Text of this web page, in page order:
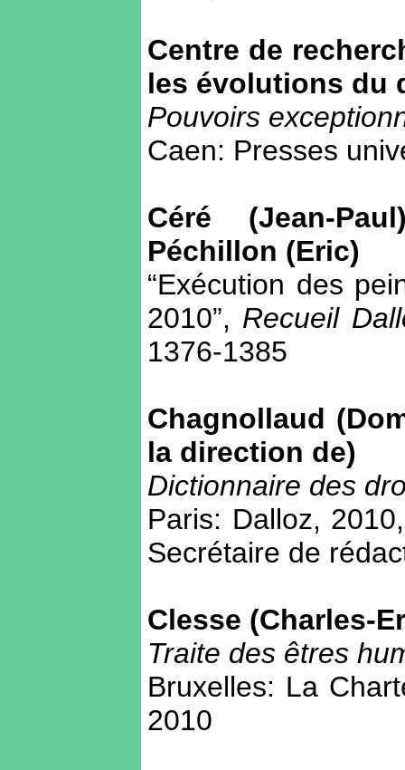
Centre de
les évolutions du
Pouvoirs
Caen: Presses
Céré (Jean-
Péchillon (Eric)
“Exécution des
2010”, Recueil
1376-1385
Chagnollaud
la direction de)
Dictionnaire des
Paris: Dalloz,
Secrétaire de
Clesse (Charles-
Traite des êtres
Bruxelles: La
2010